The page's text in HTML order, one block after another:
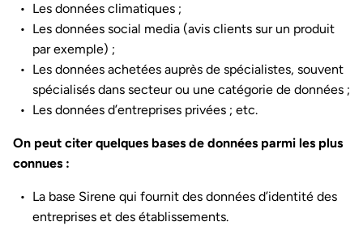
Les données climatiques ;
Les données social media (avis clients sur un produit
par exemple) ;
Les données achetées auprès de spécialistes, souvent
spécialisés dans secteur ou une catégorie de données ;
Les données d’entreprises privées ; etc.
On peut citer quelques bases de données parmi les plus
connues :
La base Sirene qui fournit des données d’identité des
entreprises et des établissements.